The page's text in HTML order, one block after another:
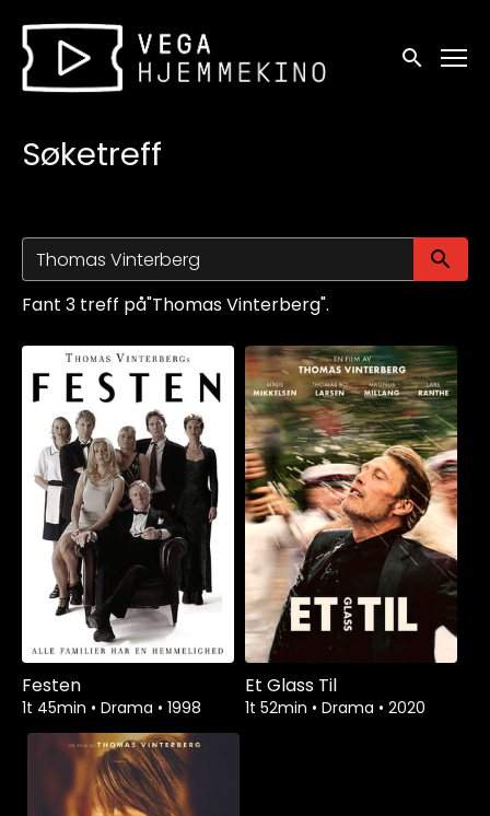
Tilgjengelighetslenker
Søk
Søketreff
Fant 3 treff på"Thomas Vinterberg".
Festen
1t 45min • Drama • 1998
Et Glass Til
1t 52min • Drama • 2020